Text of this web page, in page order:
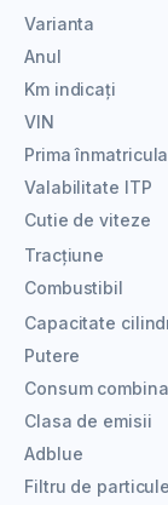
Varianta
Anul
Km indicați
VIN
Prima
Valabilitate ITP
Cutie de viteze
Tracțiune
Combustibil
Capacitate
Putere
Consum
Clasa de emisii
Adblue
Filtru de particule